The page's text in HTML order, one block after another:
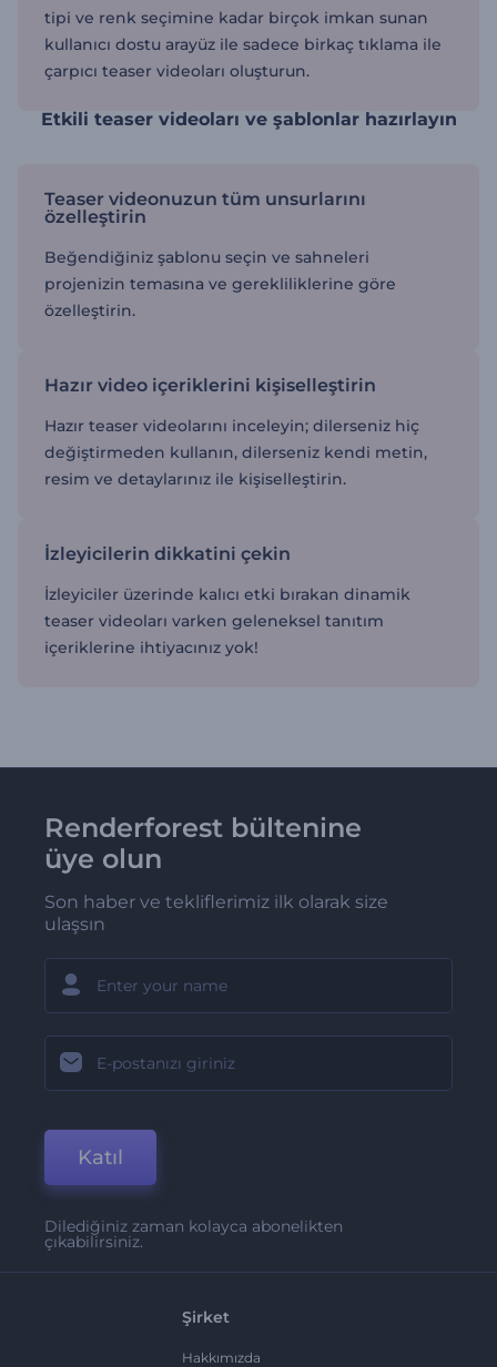
tipi ve renk seçimine kadar birçok imkan sunan
kullanıcı dostu arayüz ile sadece birkaç tıklama ile
çarpıcı teaser videoları oluşturun.
Etkili teaser videoları ve şablonlar hazırlayın
Teaser videonuzun tüm unsurlarını
özelleştirin
Beğendiğiniz şablonu seçin ve sahneleri
projenizin temasına ve gerekliliklerine göre
özelleştirin.
Hazır video içeriklerini kişiselleştirin
Hazır teaser videolarını inceleyin; dilerseniz hiç
değiştirmeden kullanın, dilerseniz kendi metin,
resim ve detaylarınız ile kişiselleştirin.
İzleyicilerin dikkatini çekin
İzleyiciler üzerinde kalıcı etki bırakan dinamik
teaser videoları varken geleneksel tanıtım
içeriklerine ihtiyacınız yok!
Renderforest bültenine
üye olun
Son haber ve tekliflerimiz ilk olarak size
ulaşsın
Katıl
Dilediğiniz zaman kolayca abonelikten
çıkabilirsiniz.
Şirket
Hakkımızda